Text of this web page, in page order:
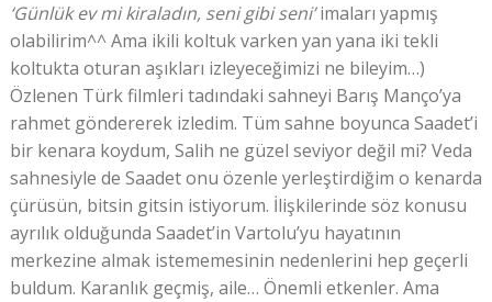
‘Günlük ev mi kiraladın, seni gibi seni’imaları yapmış
olabilirim^^ Ama ikili koltuk varken yan yana iki tekli
koltukta oturan aşıkları izleyeceğimizi ne bileyim…)
Özlenen Türk filmleri tadındaki sahneyi Barış Manço’ya
rahmet göndererek izledim. Tüm sahne boyunca Saadet’i
bir kenara koydum, Salih ne güzel seviyor değil mi? Veda
sahnesiyle de Saadet onu özenle yerleştirdiğim o kenarda
çürüsün, bitsin gitsin istiyorum. İlişkilerinde söz konusu
ayrılık olduğunda Saadet’in Vartolu’yu hayatının
merkezine almak istememesinin nedenlerini hep geçerli
buldum. Karanlık geçmiş, aile… Önemli etkenler. Ama